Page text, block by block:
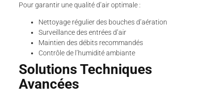
Pour garantir une qualité d’air optimale :
Nettoyage régulier des bouches d’aération
Surveillance des entrées d’air
Maintien des débits recommandés
Contrôle de l’humidité ambiante
Solutions Techniques
Avancées